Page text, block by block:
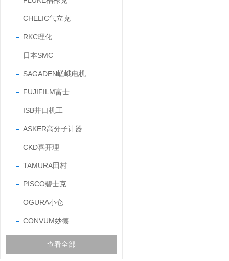
CHELIC气立克
RKC理化
日本SMC
SAGADEN嵯峨电机
FUJIFILM富士
ISB井口机工
ASKER高分子计器
CKD喜开理
TAMURA田村
PISCO碧士克
OGURA小仓
CONVUM妙德
查看全部